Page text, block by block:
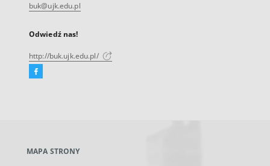
buk@ujk.edu.pl
Odwiedź nas!
http://buk.ujk.edu.pl/
Facebook
karcie
MAPA STRONY